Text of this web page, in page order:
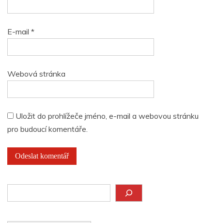
E-mail *
Webová stránka
Uložit do prohlížeče jméno, e-mail a webovou stránku
pro budoucí komentáře.